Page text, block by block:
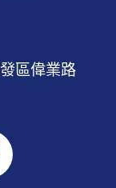
區偉業路